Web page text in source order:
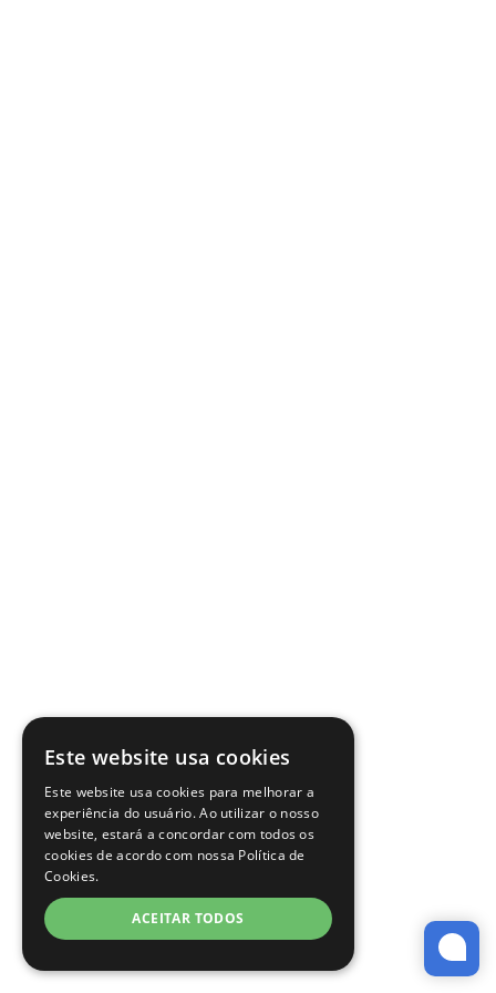
Este website usa cookies
Este website usa cookies para melhorar a
experiência do usuário. Ao utilizar o nosso
website, estará a concordar com todos os
cookies de acordo com nossa Política de
Cookies.
ACEITAR TODOS